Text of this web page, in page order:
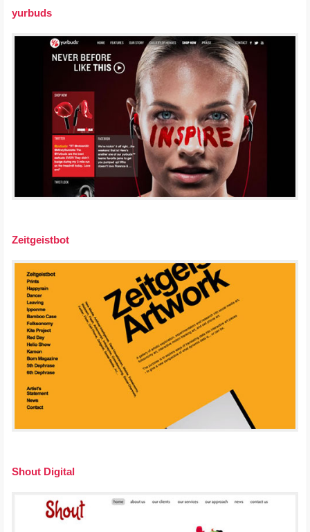
yurbuds
Zeitgeistbot
Shout Digital